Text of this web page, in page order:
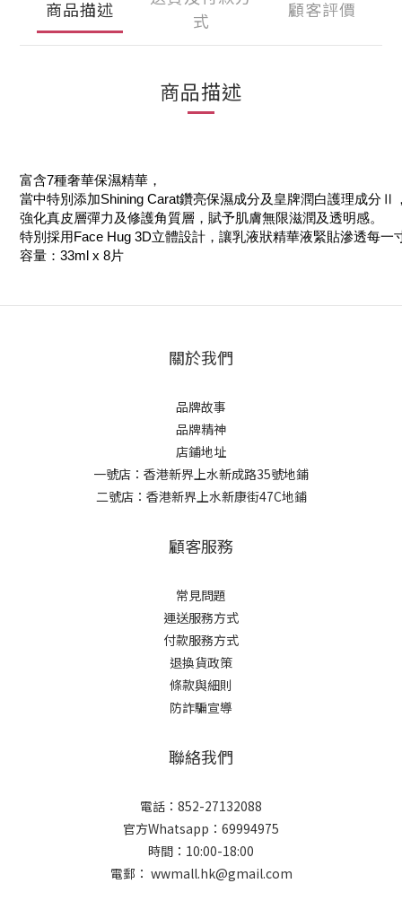
商品描述
式
顧客評價
商品描述
富含7種奢華保濕精華，
當中特別添加Shining Carat鑽亮保濕成分及皇牌潤白護理成分Ⅱ
強化真皮層彈力及修護角質層，賦予肌膚無限滋潤及透明感。
特別採用Face Hug 3D立體設計，讓乳液狀精華液緊貼滲透每一
容量：33ml x 8片
關於我們
品牌故事
品牌精神
店鋪地址
一號店：香港新界上水新成路35號地鋪
二號店：香港新界上水新康街47C地鋪
顧客服務
常見問題
運送服務方式
付款服務方式
退換貨政策
條款與細則
防詐騙宣導
聯絡我們
電話：852-27132088
官方Whatsapp：69994975
時間：10:00-18:00
電郵： wwmall.hk@gmail.com